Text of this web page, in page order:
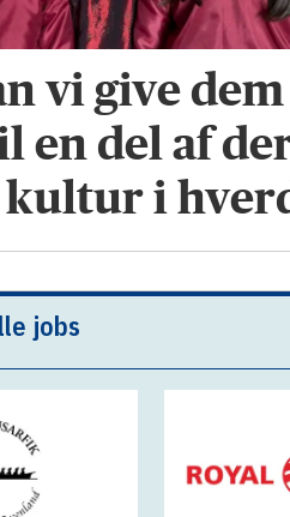
vi give dem
en del af
kultur i
jobs